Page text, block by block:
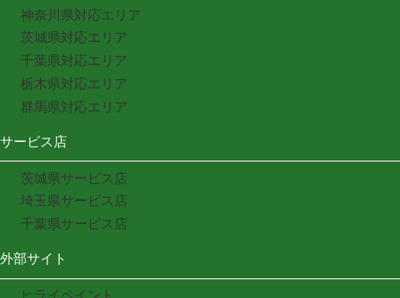
神奈川県対応エリア
茨城県対応エリア
千葉県対応エリア
栃木県対応エリア
群馬県対応エリア
サービス店
茨城県サービス店
埼玉県サービス店
千葉県サービス店
外部サイト
ヒライペイント